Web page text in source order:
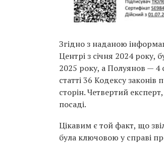
Згідно з наданою
Центрі з січня 2024 року,
2025 року, а Полуянов — 4
статті 36 Кодексу
сторін. Четвертий
посаді.
Цікавим є той факт, що
була ключовою у справі